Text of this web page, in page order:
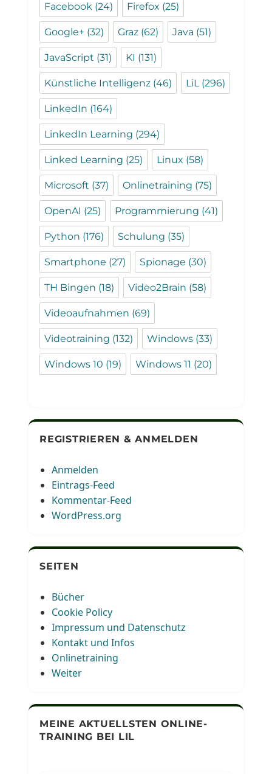
Facebook (24) Firefox (25)
Google+ (32) Graz (62) Java (51)
JavaScript (31) KI (131)
Künstliche Intelligenz (46) LiL(296)
LinkedIn (164)
LinkedIn Learning (294)
Linked Learning (25) Linux (58)
Microsoft (37) Onlinetraining (75)
OpenAI (25) Programmierung (41)
Python (176) Schulung (35)
Smartphone (27) Spionage (30)
TH Bingen (18) Video2Brain (58)
Videoaufnahmen (69)
Videotraining (132) Windows (33)
Windows 10 (19) Windows 11 (20)
REGISTRIEREN & ANMELDEN
Anmelden
Eintrags-Feed
Kommentar-Feed
WordPress.org
SEITEN
Bücher
Cookie Policy
Impressum und Datenschutz
Kontakt und Infos
Onlinetraining
Weiter
MEINE AKTUELLSTEN ONLINE-
TRAINING BEI LIL